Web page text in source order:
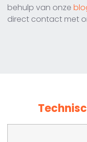
behulp van onze
direct contact met